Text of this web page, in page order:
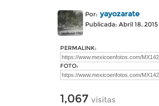
Por: yayozarate
Publicada: Abril 18, 2015
PERMALINK:
FOTO:
1,067 visitas